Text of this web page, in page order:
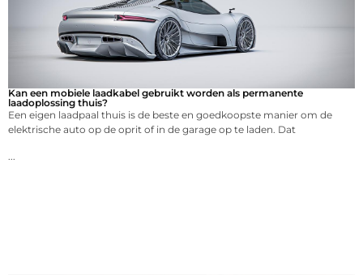
Kan een mobiele laadkabel gebruikt worden als permanente
laadoplossing thuis?
Een eigen laadpaal thuis is de beste en goedkoopste manier om de
elektrische auto op de oprit of in de garage op te laden. Dat